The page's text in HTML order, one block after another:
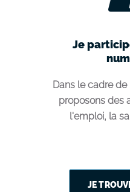
Je
Dans le cadre
proposons des
l'emploi, la
JE